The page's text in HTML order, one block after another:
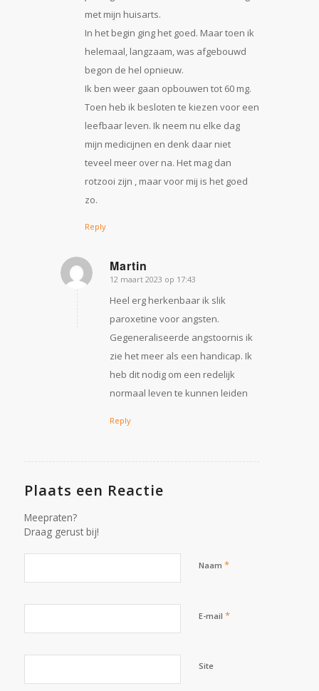
met mijn huisarts.
In het begin ging het goed. Maar toen ik
helemaal, langzaam, was afgebouwd
begon de hel opnieuw.
Ik ben weer gaan opbouwen tot 60 mg.
Toen heb ik besloten te kiezen voor een
leefbaar leven. Ik neem nu elke dag
mijn medicijnen en denk daar niet
teveel meer over na. Het mag dan
rotzooi zijn , maar voor mij is het goed
zo.
Reply
Martin
zegt:
12 maart 2023 op 17:43
Heel erg herkenbaar ik slik
paroxetine voor angsten.
Gegeneraliseerde angstoornis ik
zie het meer als een handicap. Ik
heb dit nodig om een redelijk
normaal leven te kunnen leiden
Reply
Plaats een Reactie
Meepraten?
Draag gerust bij!
Naam *
E-mail *
Site